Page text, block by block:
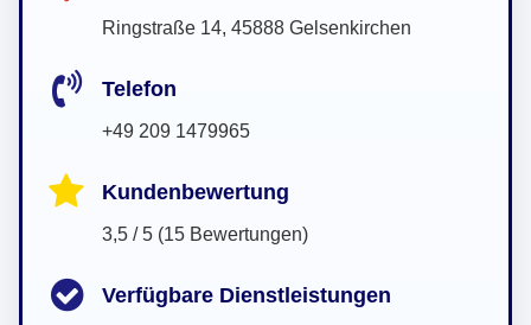
Ringstraße 14, 45888 Gelsenkirchen
Telefon
+49 209 1479965
Kundenbewertung
3,5 / 5 (15 Bewertungen)
Verfügbare Dienstleistungen